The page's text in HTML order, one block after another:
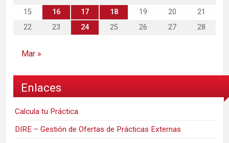
15
16 17 18 19 20
21
22
23 24 25 26 27 28
Mar »
Enlaces
Calcula tu Práctica
DIRE – Gestión de Ofertas de Prácticas Externas